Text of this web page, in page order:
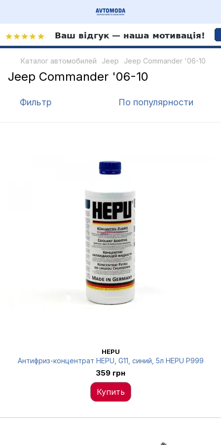
Каталог автомобилей Jeep Jeep Commander '06-10
Jeep Commander '06-10
Фильтр По популярности
HEPU
Антифриз-концентрат HEPU, G11, синий, 5л HEPU P999
359 грн
Купить